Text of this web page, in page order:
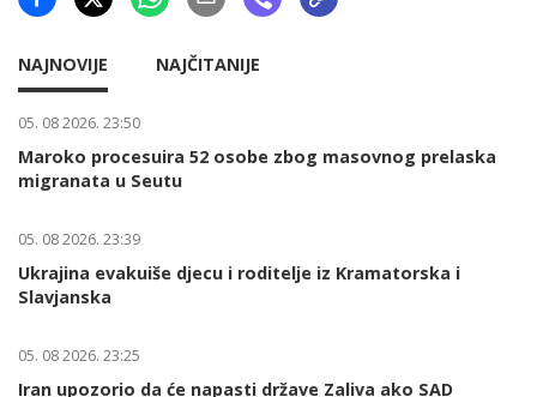
NAJNOVIJE NAJČITANIJE
05. 08 2026. 23:50
Maroko procesuira 52 osobe zbog masovnog prelaska
migranata u Seutu
05. 08 2026. 23:39
Ukrajina evakuiše djecu i roditelje iz Kramatorska i
Slavjanska
05. 08 2026. 23:25
Iran upozorio da će napasti države Zaliva ako SAD